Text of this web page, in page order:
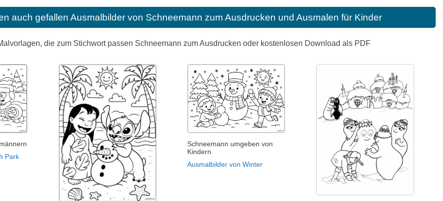
auch gefallen Ausmalbilder von Schneemann zum Ausdrucken und Ausmalen für Kinder
die zum Stichwort passen Schneemann zum Ausdrucken oder kostenlosen Download als PDF
Park
Schneemann umgeben von
Kindern
Ausmalbilder von Winter